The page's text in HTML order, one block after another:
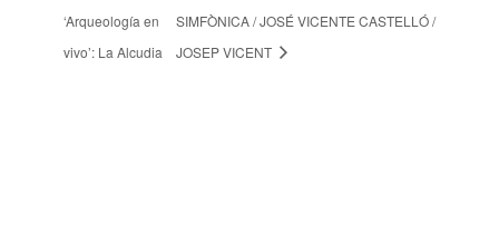
‘Arqueología en
vivo’: La Alcudia
SIMFÒNICA / JOSÉ VICENTE CASTELLÓ /
JOSEP VICENT